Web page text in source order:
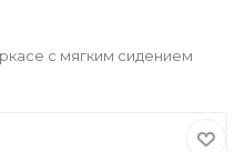
с мягким сидением